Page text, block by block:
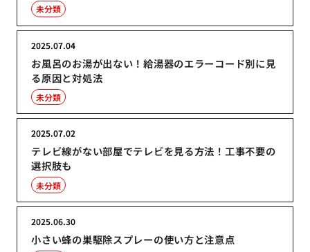
未分類
お風呂のお湯が出ない！給湯器のエラーコード別に見
る原因と対処法
2025.07.04
未分類
テレビ線がない部屋でテレビを見る方法！工事不要の
選択肢も
2025.07.02
未分類
小さい蜂の巣駆除スプレーの使い方と注意点
2025.06.30